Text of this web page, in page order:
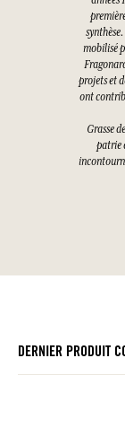
mobilisé
projets et
ont
Grasse
patrie
DERNIER PRODUIT